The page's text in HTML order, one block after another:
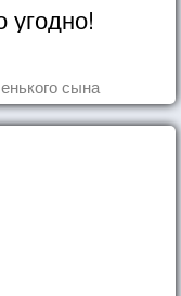
угодно!
сына